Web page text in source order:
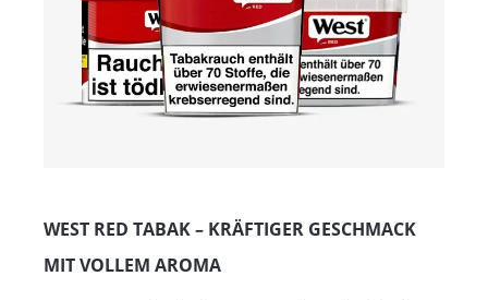
WEST RED TABAK – KRÄFTIGER GESCHMACK
MIT VOLLEM AROMA